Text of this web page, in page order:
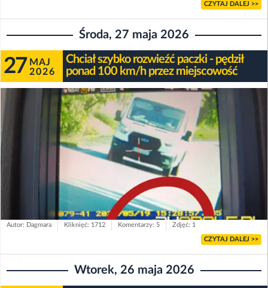
CZYTAJ DALEJ >>
Środa, 27 maja 2026
27 MAJ
2026
Chciał szybko rozwieźć paczki - pędził
ponad 100 km/h przez miejscowość
Autor: Dagmara Kliknięć: 1712 Komentarzy: 5 Zdjęć: 1
CZYTAJ DALEJ >>
Wtorek, 26 maja 2026